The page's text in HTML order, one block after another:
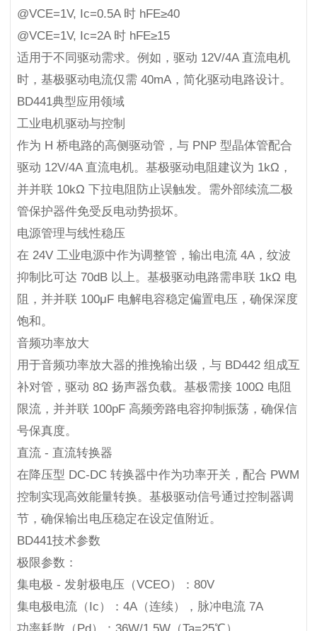
@VCE=1V, Ic=0.5A 时 hFE≥40
@VCE=1V, Ic=2A 时 hFE≥15
适用于不同驱动需求。例如，驱动 12V/4A 直流电机
时，基极驱动电流仅需 40mA，简化驱动电路设计。
BD441典型应用领域
工业电机驱动与控制
作为 H 桥电路的高侧驱动管，与 PNP 型晶体管配合
驱动 12V/4A 直流电机。基极驱动电阻建议为 1kΩ，
并并联 10kΩ 下拉电阻防止误触发。需外部续流二极
管保护器件免受反电动势损坏。
电源管理与线性稳压
在 24V 工业电源中作为调整管，输出电流 4A，纹波
抑制比可达 70dB 以上。基极驱动电路需串联 1kΩ 电
阻，并并联 100μF 电解电容稳定偏置电压，确保深度
饱和。
音频功率放大
用于音频功率放大器的推挽输出级，与 BD442 组成互
补对管，驱动 8Ω 扬声器负载。基极需接 100Ω 电阻
限流，并并联 100pF 高频旁路电容抑制振荡，确保信
号保真度。
直流 - 直流转换器
在降压型 DC-DC 转换器中作为功率开关，配合 PWM
控制实现高效能量转换。基极驱动信号通过控制器调
节，确保输出电压稳定在设定值附近。
BD441技术参数
极限参数：
集电极 - 发射极电压（VCEO）：80V
集电极电流（Ic）：4A（连续），脉冲电流 7A